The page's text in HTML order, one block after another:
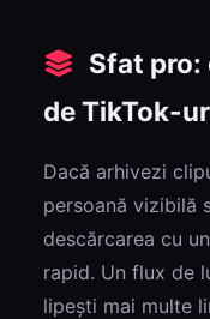
Sfat pro:
de TikTok-
Dacă arhivezi
persoană vizibilă
descărcarea cu
rapid. Un flux de
lipești mai multe